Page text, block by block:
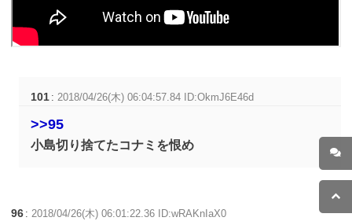
101 : 2018/04/26(木) 06:04:57.84 ID:OkmJ6E46d
>>95
小島切り捨てたコナミを恨め
96 : 2018/04/26(木) 06:01:22.36 ID:wRAKnIaX0